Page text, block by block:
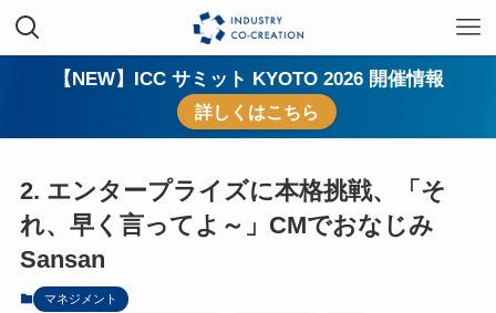
【NEW】ICC サミット KYOTO 2026 開催情報
詳しくはこちら
2. エンタープライズに本格挑戦、「そ
れ、早く言ってよ～」CMでおなじみ
Sansan
マネジメント